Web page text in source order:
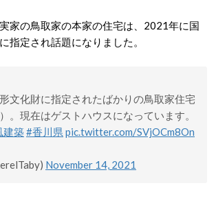
家の鳥取家の本家の住宅は、2021年に国
指定され話題になりました。
文化財に指定されたばかりの鳥取家住宅
。現在はゲストハウスになっています。
建築#香川県 pic.twitter.com/SVjOCm8On
November 14, 2021